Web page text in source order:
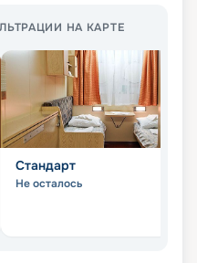
НА КАРТЕ
Стандарт
Не осталось